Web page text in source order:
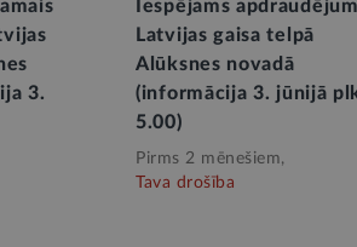
3.
Iespējams
Latvijas gaisa telpā
Alūksnes novadā
(informācija 3. jūnijā
5.00)
Pirms 2 mēnešiem,
Tava drošība